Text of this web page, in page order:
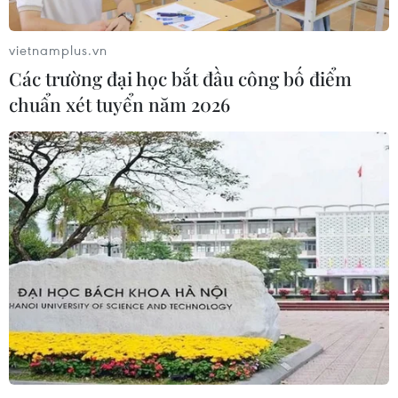
Facebook sắp tung ra ứng dụng trả tiền
để người dùng chia sẻ thông tin
12/06/2019 03:24
Ứng dụng mới, được gọi là Study, được ra mắt vài
tháng sau khi ứng dụng nghiên cứu theo dõi người
dùng Facebook Research phải ngừng hoạt động hồi
tháng 1/2019 và nó chỉ có mặt trên Google Play Store.
vietnamplus.vn
Các trường đại học bắt đầu công bố điểm
chuẩn xét tuyển năm 2026